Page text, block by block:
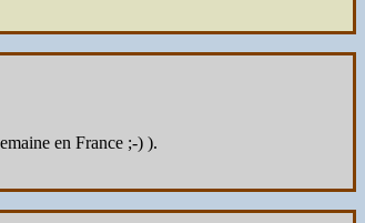
en France ;-) ).